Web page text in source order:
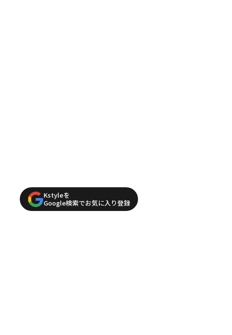
Kstyleを
Google検索でお気に入り登録